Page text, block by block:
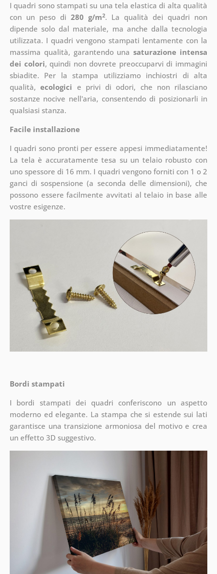
I quadri sono stampati su una tela elastica di alta qualità
con un peso di 280 g/m2. La qualità dei quadri non
dipende solo dal materiale, ma anche dalla tecnologia
utilizzata. I quadri vengono stampati lentamente con la
massima qualità, garantendo unasaturazione intensa
dei colori, quindi non dovrete preoccuparvi di immagini
sbiadite. Per la stampa utilizziamo inchiostri di alta
qualità,ecologici e privi di odori, che non rilasciano
sostanze nocive nell'aria, consentendo di posizionarli in
qualsiasi stanza.
Facile installazione
I quadri sono pronti per essere appesi immediatamente!
La tela è accuratamente tesa su un telaio robusto con
uno spessore di 16 mm. I quadri vengono forniti con 1 o 2
ganci di sospensione (a seconda delle dimensioni), che
possono essere facilmente avvitati al telaio in base alle
vostre esigenze.
Bordi stampati
I bordi stampati dei quadri conferiscono un aspetto
moderno ed elegante. La stampa che si estende sui lati
garantisce una transizione armoniosa del motivo e crea
un effetto 3D suggestivo.